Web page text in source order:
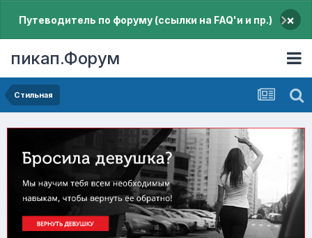
Путеводитель по форуму (ссылки на FAQ'и и пр.) ×
пикап.Форум
Стильная